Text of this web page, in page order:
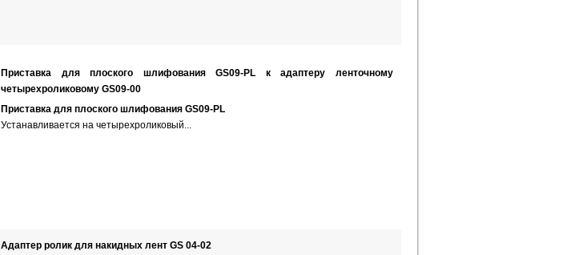
Приставка для плоского шлифования GS09-PL к адаптеру ленточному
четырехроликовому GS09-00
Приставка для плоского шлифования GS09-PL
Устанавливается на четырехроликовый...
Адаптер ролик для накидных лент GS 04-02